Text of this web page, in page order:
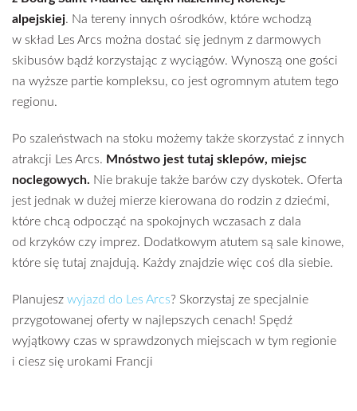
alpejskiej. Na tereny innych ośrodków, które wchodzą
w skład Les Arcs można dostać się jednym z darmowych
skibusów bądź korzystając z wyciągów. Wynoszą one gości
na wyższe partie kompleksu, co jest ogromnym atutem tego
regionu.
Po szaleństwach na stoku możemy także skorzystać z innych
atrakcji Les Arcs. Mnóstwo jest tutaj sklepów, miejsc
noclegowych. Nie brakuje także barów czy dyskotek. Oferta
jest jednak w dużej mierze kierowana do rodzin z dziećmi,
które chcą odpocząć na spokojnych wczasach z dala
od krzyków czy imprez. Dodatkowym atutem są sale kinowe,
które się tutaj znajdują. Każdy znajdzie więc coś dla siebie.
Planujesz wyjazd do Les Arcs? Skorzystaj ze specjalnie
przygotowanej oferty w najlepszych cenach! Spędź
wyjątkowy czas w sprawdzonych miejscach w tym regionie
i ciesz się urokami Francji